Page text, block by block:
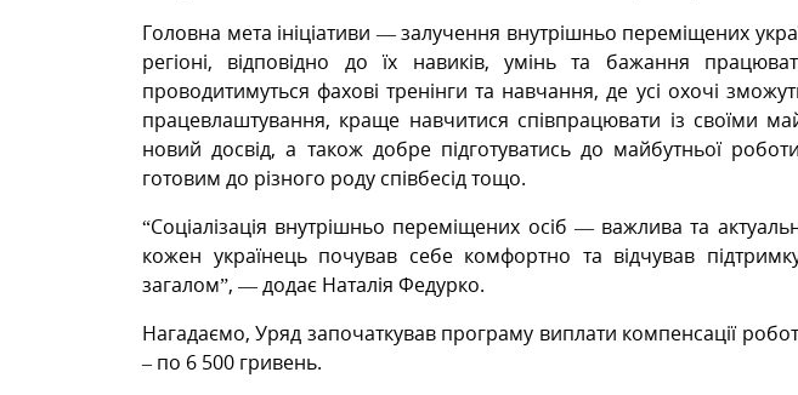
Головна мета ініціативи — залучення внутрішньо переміщених
регіоні, відповідно до їх навиків, умінь та бажання
проводитимуться фахові тренінги та навчання, де усі охочі
працевлаштування, краще навчитися співпрацювати із своїми
новий досвід, а також добре підготуватись до майбутньої
готовим до різного роду співбесід тощо.
“Соціалізація внутрішньо переміщених осіб — важлива та
кожен українець почував себе комфортно та відчував
загалом”, — додає Наталія Федурко.
Нагадаємо, Уряд започаткував програму виплати компенсації
– по 6 500 гривень.